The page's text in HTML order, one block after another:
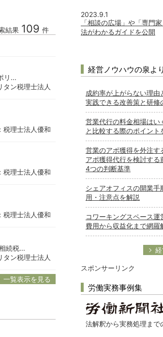
結果 109 件
リ...
タン税理士法人
税理士法人優和
税理士法人優和
税理士法人優和
続税...
タン税理士法人
一覧表示を見る
2023.9.1
「相談の広場」や「専門
法がわかるガイドを公開
経営ノウハウの泉よ
成約率が上がらない理
実践できる改善策と研修
営業代行の料金相場はい
と比較する際のポイント
営業のアポ獲得を外注す
アポ獲得代行を検討する
4つの判断基準
シェアオフィスの開業手
用・注意点を解説
コワーキングスペース
費用から収益化まで網羅
スポンサーリンク
労働実務事例集
法解釈から実務処理まで